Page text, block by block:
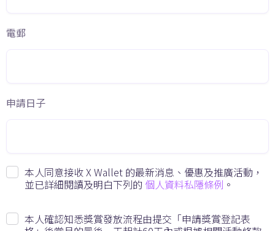
電郵
申請日子
本人同意接收 X Wallet 的最新消息、優惠及推廣活動，
並已詳細閱讀及明白下列的 個人資料私隱條例 。
本人確認知悉獎賞發放流程由提交「申請獎賞登記表